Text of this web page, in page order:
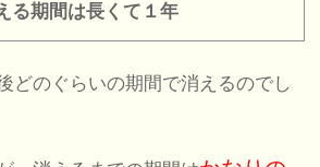
る期間は長くて１年
どのぐらいの期間で消えるのでし